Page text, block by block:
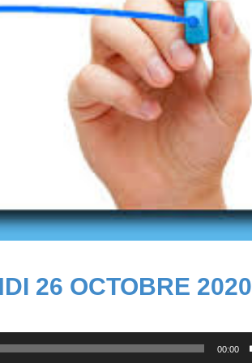
26 OCTOBRE 2020
00:00